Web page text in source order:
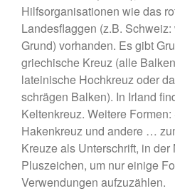
Hilfsorganisationen wie das
Landesflaggen (z.B.
Grund) vorhanden. Es gibt
griechische Kreuz (alle
lateinische Hochkreuz oder
schrägen Balken). In Irland
Keltenkreuz. Weitere
Hakenkreuz und andere …
Kreuze als Unterschrift, in
Pluszeichen, um nur einige
Verwendungen aufzuzählen.